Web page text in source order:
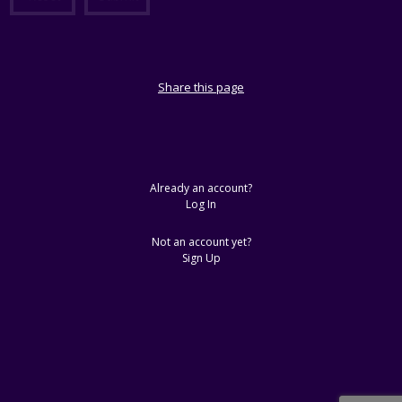
Share this page
Already an account?
Log In
Not an account yet?
Sign Up